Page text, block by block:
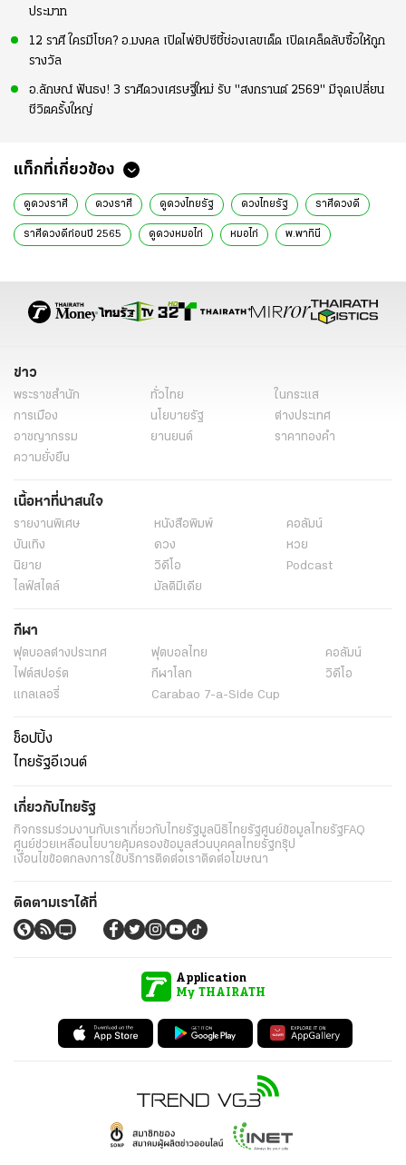
ประมาท
12 ราศี ใครมีโชค? อ.มงคล เปิดไพ่ยิปซีชี้ช่องเลขเด็ด เปิดเคล็ดลับซื้อให้ถูก
รางวัล
อ.ลักษณ์ ฟันธง! 3 ราศีดวงเศรษฐีใหม่ รับ "สงกรานต์ 2569" มีจุดเปลี่ยน
ชีวิตครั้งใหญ่
แท็กที่เกี่ยวข้อง
ดูดวงราศี ดวงราศี ดูดวงไทยรัฐ ดวงไทยรัฐ ราศีดวงดี
ราศีดวงดีก่อนปี 2565 ดูดวงหมอไก่ หมอไก่ พ.พาทินี
ข่าว
พระราชสำนัก ทั่วไทย
ในกระแส
การเมือง
นโยบายรัฐ
ต่างประเทศ
อาชญากรรม
ยานยนต์
ราคาทองคำ
ความยั่งยืน
เนื้อหาที่น่าสนใจ
รายงานพิเศษ หนังสือพิมพ์
คอลัมน์
บันเทิง
ดวง
หวย
นิยาย
วิดีโอ
Podcast
ไลฟ์สไตล์
มัลติมีเดีย
กีฬา
ฟุตบอลต่่างประเทศ ฟุตบอลไทย
คอลัมน์
ไฟต์สปอร์ต
กีฬาโลก
วิดีโอ
แกลเลอรี่
Carabao 7-a-Side Cup
ช็อปปิ้ง
ไทยรัฐอีเวนต์
เกี่ยวกับไทยรัฐ
กิจกรรมร่วมงานกับเราเกี่ยวกับไทยรัฐมูลนิธิไทยรัฐศูนย์ข้อมูลไทยรัฐFAQ
ศูนย์ช่วยเหลือนโยบายคุ้มครองข้อมูลส่วนบุคคลไทยรัฐกรุ๊ป
เงื่อนไขข้อตกลงการใช้บริการติดต่อเราติดต่อโฆษณา
ติดตามเราได้ที่
Application
My THAIRATH